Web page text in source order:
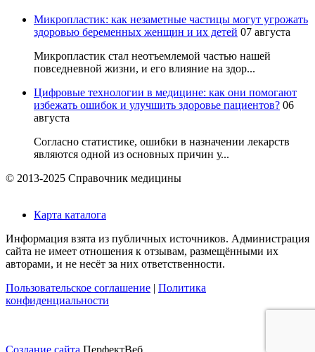
Микропластик: как незаметные частицы могут угрожать
здоровью беременных женщин и их детей 07 августа
Микропластик стал неотъемлемой частью нашей
повседневной жизни, и его влияние на здор...
Цифровые технологии в медицине: как они помогают
избежать ошибок и улучшить здоровье пациентов? 06
августа
Согласно статистике, ошибки в назначении лекарств
являются одной из основных причин у...
© 2013-2025 Справочник медицины
Карта каталога
Информация взята из публичных источников. Администрация
сайта не имеет отношения к отзывам, размещёнными их
авторами, и не несёт за них ответственности.
Пользовательское соглашение | Политика
конфиденциальности
Создание сайта ПерфектВеб